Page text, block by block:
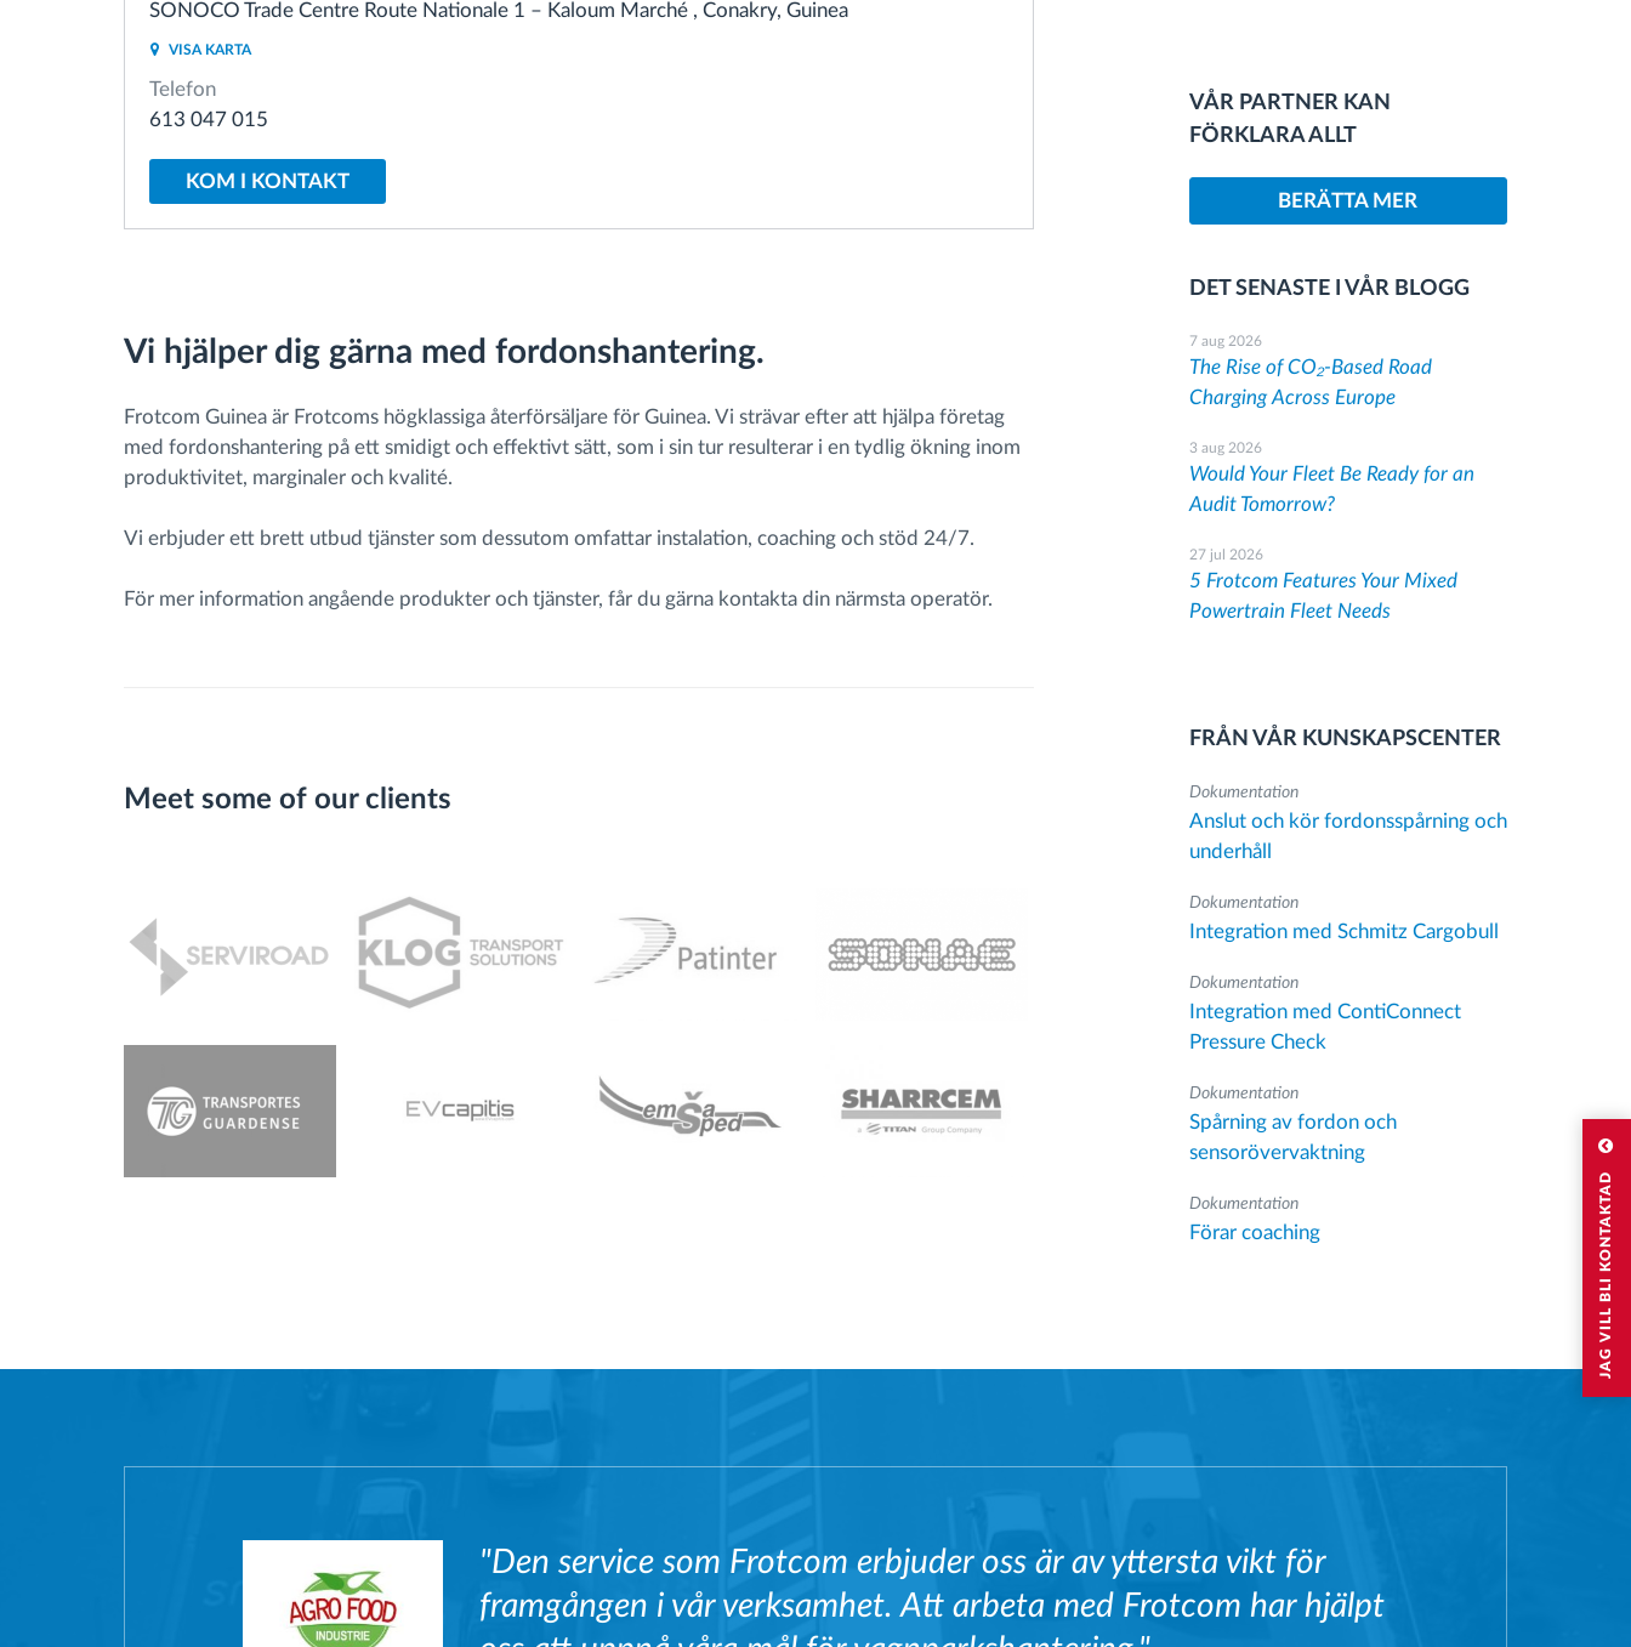
JAG VILL BLI KONTAKTAD
Ruttplanering och övervakning
Automatisk förare identifiering
SONOCO Trade Centre Route Nationale 1 – Kaloum Marché , Conakry, Guinea
VISA KARTA
Telefon
613 047 015
KOM I KONTAKT
Vi hjälper dig gärna med fordonshantering.
Frotcom Guinea är Frotcoms högklassiga återförsäljare för Guinea. Vi strävar efter att hjälpa företag
med fordonshantering på ett smidigt och effektivt sätt, som i sin tur resulterar i en tydlig ökning inom
produktivitet, marginaler och kvalité.
Vi erbjuder ett brett utbud tjänster som dessutom omfattar instalation, coaching och stöd 24/7.
För mer information angående produkter och tjänster, får du gärna kontakta din närmsta operatör.
Meet some of our clients
VÅR PARTNER KAN
FÖRKLARA ALLT
BERÄTTA MER
DET SENASTE I VÅR BLOGG
7 aug 2026
The Rise of CO₂-Based Road
Charging Across Europe
3 aug 2026
Would Your Fleet Be Ready for an
Audit Tomorrow?
27 jul 2026
5 Frotcom Features Your Mixed
Powertrain Fleet Needs
FRÅN VÅR KUNSKAPSCENTER
Dokumentation
Anslut och kör fordonsspårning och
underhåll
Dokumentation
Integration med Schmitz Cargobull
Dokumentation
Integration med ContiConnect
Pressure Check
Dokumentation
Spårning av fordon och
sensorövervaktning
Dokumentation
Förar coaching
"Den service som Frotcom erbjuder oss är av yttersta vikt för
framgången i vår verksamhet. Att arbeta med Frotcom har hjälpt